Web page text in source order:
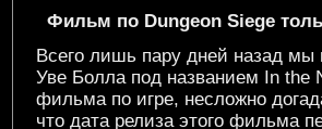
Фильм по Dungeon Siege
Всего лишь пару дней назад
Уве Болла под названием In the
фильма по игре, несложно
что дата релиза этого фильма